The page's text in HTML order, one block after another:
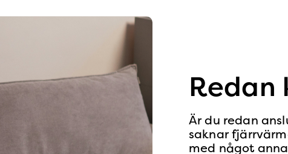
Redan
Är du redan
saknar
med något